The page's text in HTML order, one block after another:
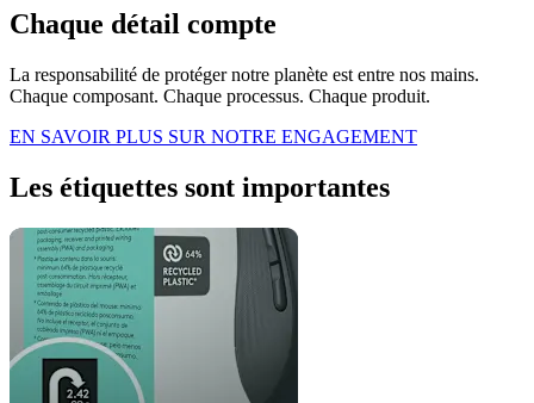
Chaque détail compte
La responsabilité de protéger notre planète est entre nos mains.
Chaque composant. Chaque processus. Chaque produit.
EN SAVOIR PLUS SUR NOTRE ENGAGEMENT
Les étiquettes sont importantes